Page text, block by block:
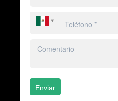
Enviar